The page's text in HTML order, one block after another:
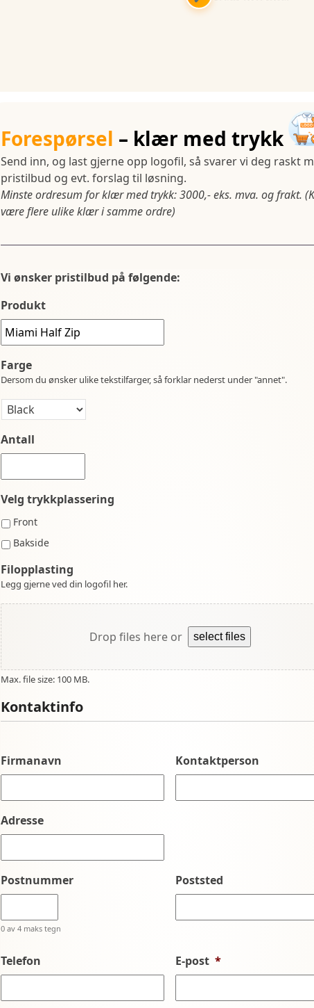
Forespørsel – klær med trykk
Send inn, og last gjerne opp logofil, så svarer vi deg raskt
pristilbud og evt. forslag til løsning.
Minste ordresum for klær med trykk: 3000,- eks. mva. og frakt.
være flere ulike klær i samme ordre)
Vi ønsker pristilbud på følgende:
Produkt
Farge
Dersom du ønsker ulike tekstilfarger, så forklar nederst under "annet".
Antall
Velg trykkplassering
Front
Bakside
Filopplasting
Legg gjerne ved din logofil her.
Drop files here or select files
Max. file size: 100 MB.
Kontaktinfo
Firmanavn Kontaktperson
Adresse
Postnummer
0 av 4 maks tegn
Poststed
Telefon E-post *